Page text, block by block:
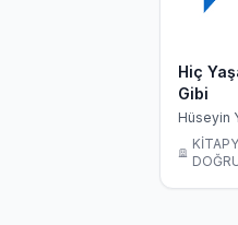
Hiç
Gibi
Hüseyin